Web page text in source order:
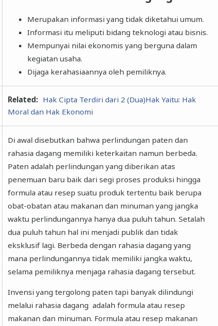
Merupakan informasi yang tidak diketahui umum.
Informasi itu meliputi bidang teknologi atau bisnis.
Mempunyai nilai ekonomis yang berguna dalam
kegiatan usaha.
Dijaga kerahasiaannya oleh pemiliknya.
Related: Hak Cipta Terdiri dari 2 (Dua)Hak Yaitu: Hak
Moral dan Hak Ekonomi
Di awal disebutkan bahwa perlindungan paten dan
rahasia dagang memiliki keterkaitan namun berbeda.
Paten adalah perlindungan yang diberikan atas
penemuan baru baik dari segi proses produksi hingga
formula atau resep suatu produk tertentu baik berupa
obat-obatan atau makanan dan minuman yang jangka
waktu perlindungannya hanya dua puluh tahun. Setalah
dua puluh tahun hal ini menjadi publik dan tidak
eksklusif lagi. Berbeda dengan rahasia dagang yang
mana perlindungannya tidak memiliki jangka waktu,
selama pemiliknya menjaga rahasia dagang tersebut.
Invensi yang tergolong paten tapi banyak dilindungi
melalui rahasia dagang adalah formula atau resep
makanan dan minuman. Formula atau resep makanan